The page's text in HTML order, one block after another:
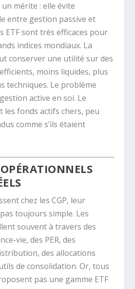
mérite : elle évite
entre gestion passive et
ETF sont très efficaces pour
indices mondiaux. La
conserver une utilité sur des
moins liquides, plus
techniques. Le problème
active en soi. Le
les fonds actifs chers, peu
comme s’ils étaient
chez les CGP, leur
toujours simple. Les
souvent à travers des
vie, des PER, des
des allocations
de consolidation. Or, tous
pas une gamme ETF